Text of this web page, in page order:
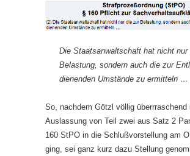
Die Staatsanwaltschaft hat nicht nur
Belastung, sondern auch die zur
dienenden Umstände zu ermitteln …
So, nachdem Götzl völlig überrraschend
Auslassung von Teil zwei aus Satz 2
160 StPO in die Schlußvorstellung am
ging, sei ganz kurz dazu Stellung